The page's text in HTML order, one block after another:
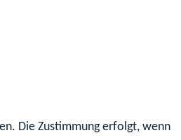
Die Zustimmung erfolgt, wenn